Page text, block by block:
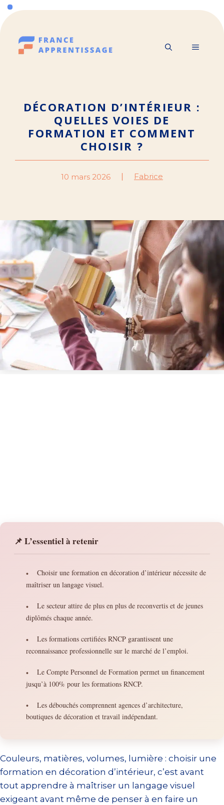
Aller
au
contenu
MENU
DÉCORATION D’INTÉRIEUR :
QUELLES VOIES DE
FORMATION ET COMMENT
CHOISIR ?
10 mars 2026 Fabrice
📌 L’essentiel à retenir
•
Choisir une formation en décoration d’intérieur nécessite de
maîtriser un langage visuel.
•
Le secteur attire de plus en plus de reconvertis et de jeunes
diplômés chaque année.
•
Les formations certifiées RNCP garantissent une
reconnaissance professionnelle sur le marché de l’emploi.
•
Le Compte Personnel de Formation permet un financement
jusqu’à 100% pour les formations RNCP.
•
Les débouchés comprennent agences d’architecture,
boutiques de décoration et travail indépendant.
Couleurs, matières, volumes, lumière : choisir une
formation en décoration d’intérieur, c’est avant
tout apprendre à maîtriser un langage visuel
exigeant avant même de penser à en faire un